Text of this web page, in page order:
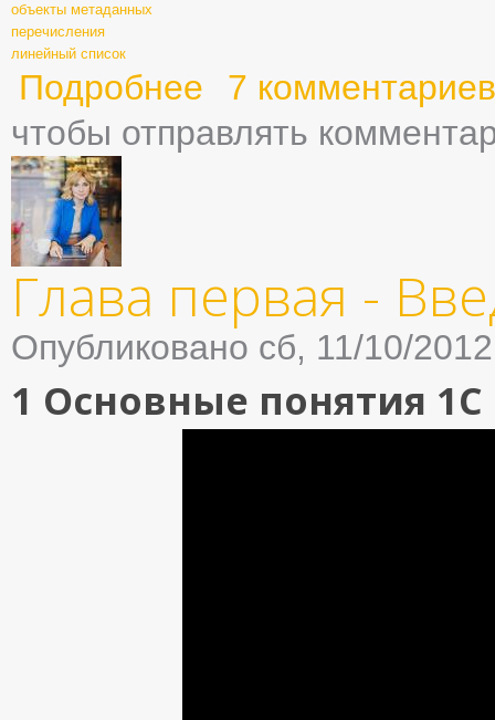
объекты метаданных
перечисления
линейный список
Подробнее о Глава третья – Константы и
7 комментариев
чтобы отправлять
Глава первая -
Опубликовано сб, 11/10/
1 Основные понятия